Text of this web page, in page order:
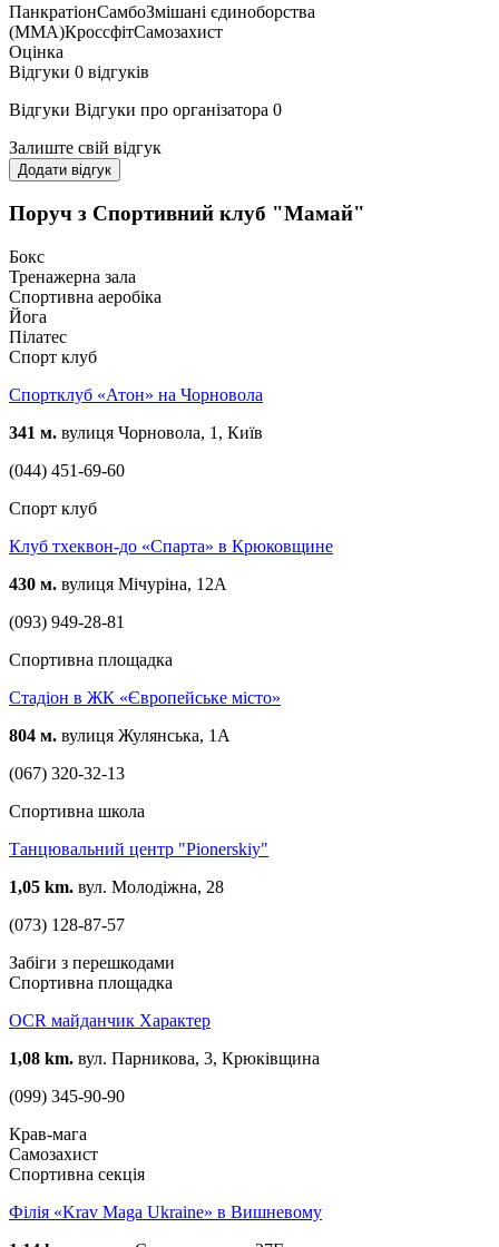
ПанкратіонСамбоЗмішані єдиноборства
(ММА)КроссфітСамозахист
Оцінка
Відгуки 0 відгуків
Відгуки Відгуки про організатора 0
Залиште свій відгук
Додати відгук
Поруч з Спортивний клуб "Мамай"
Бокс
Тренажерна зала
Спортивна аеробіка
Йога
Пілатес
Спорт клуб
Спортклуб «Атон» на Чорновола
341 м. вулиця Чорновола, 1, Київ
(044) 451-69-60
Спорт клуб
Клуб тхеквон-до «Спарта» в Крюковщине
430 м. вулиця Мічуріна, 12А
(093) 949-28-81
Спортивна площадка
Стадіон в ЖК «Європейське місто»
804 м. вулиця Жулянська, 1А
(067) 320-32-13
Спортивна школа
Танцювальний центр "Pionerskiy"
1,05 km. вул. Молодіжна, 28
(073) 128-87-57
Забіги з перешкодами
Спортивна площадка
OCR майданчик Характер
1,08 km. вул. Парникова, 3, Крюківщина
(099) 345-90-90
Крав-мага
Самозахист
Спортивна секція
Філія «Krav Maga Ukraine» в Вишневому